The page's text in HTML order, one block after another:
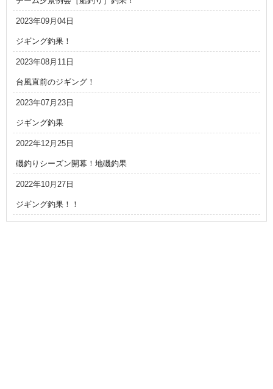
2023年09月04日
ジギング釣果！
2023年08月11日
台風直前のジギング！
2023年07月23日
ジギング釣果
2022年12月25日
磯釣りシーズン開幕！地磯釣果
2022年10月27日
ジギング釣果！！